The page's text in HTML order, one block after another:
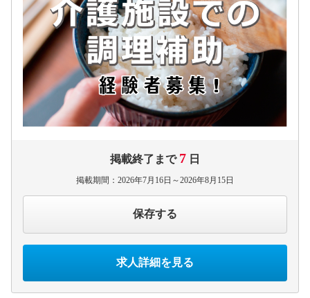
掲載終了まで 7 日
掲載期間：2026年7月16日～2026年8月15日
保存する
求人詳細を見る